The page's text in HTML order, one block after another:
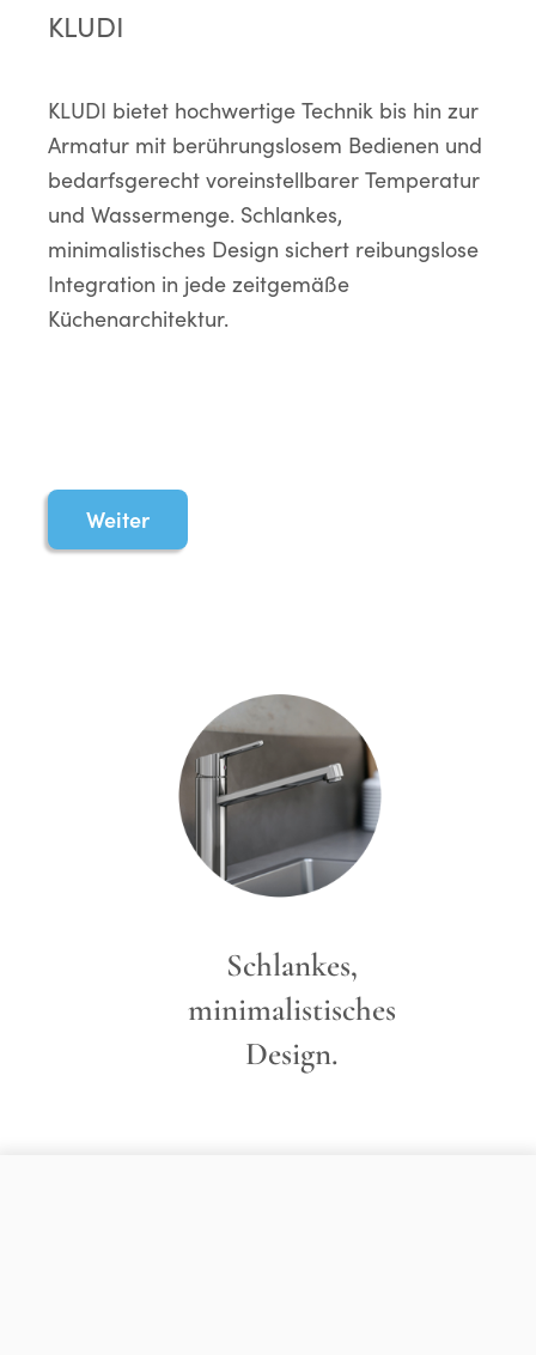
KLUDI
KLUDI bietet hochwertige Technik bis hin zur
Armatur mit berührungslosem Bedienen und
bedarfsgerecht voreinstellbarer Temperatur
und Wassermenge. Schlankes,
minimalistisches Design sichert reibungslose
Integration in jede zeitgemäße
Küchenarchitektur.
Weiter
Schlankes,
minimalistisches
Design.